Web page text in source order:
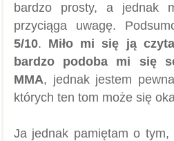
bardzo prosty, a jednak
przyciąga uwagę.
5/10. Miło mi się ją
bardzo podoba mi się
MMA, jednak jestem
których ten tom może się
Ja jednak pamiętam o tym,